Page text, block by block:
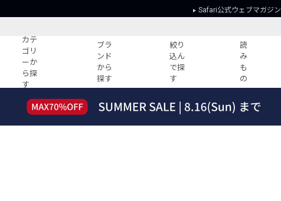
Safari公式ウェブマガジン
カテ
ゴリ
ーか
ら探
す
ブラ
ンド
から
探す
絞り
込ん
で探
す
読
み
も
の
すべての記事